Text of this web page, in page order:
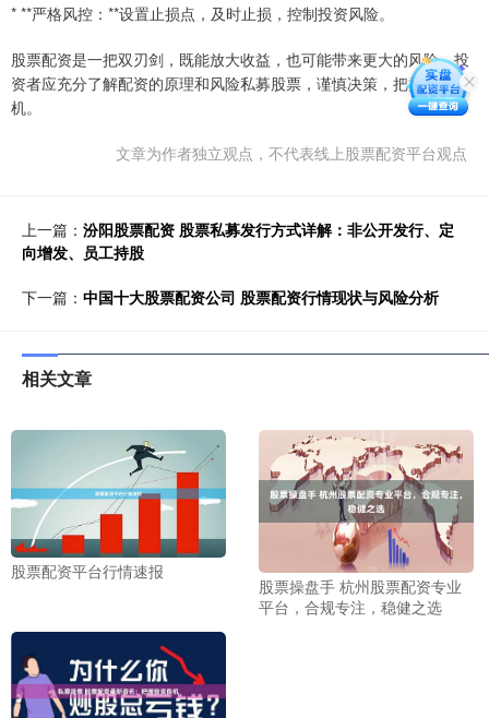
* **严格风控：**设置止损点，及时止损，控制投资风险。
股票配资是一把双刃剑，既能放大收益，也可能带来更大的风险。投
资者应充分了解配资的原理和风险私募股票，谨慎决策，把握投资良
机。
文章为作者独立观点，不代表线上股票配资平台观点
上一篇： 汾阳股票配资 股票私募发行方式详解：非公开发行、定
向增发、员工持股
下一篇： 中国十大股票配资公司 股票配资行情现状与风险分析
相关文章
股票配资平台行情速报
股票操盘手 杭州股票配资专业
平台，合规专注，稳健之选